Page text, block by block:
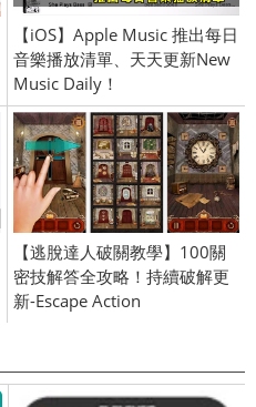
【iOS】Apple Music 推出每日
音樂播放清單、天天更新New
Music Daily！
【逃脫達人破關教學】100關
密技解答全攻略！持續破解更
新-Escape Action